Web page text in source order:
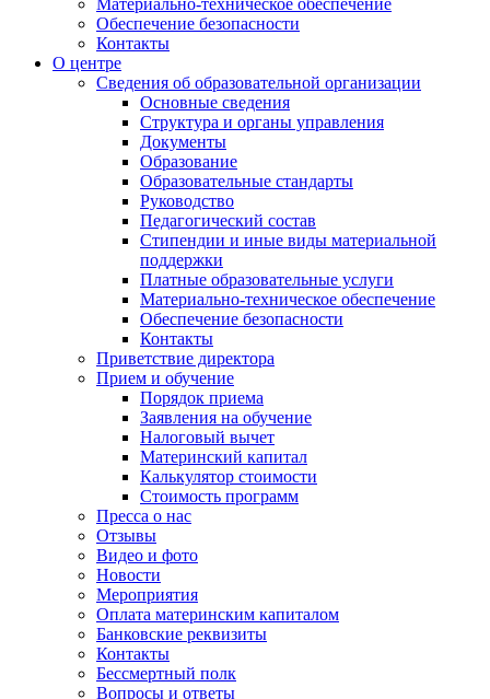
Обеспечение безопасности
Контакты
О центре
Сведения об образовательной организации
Основные сведения
Структура и органы управления
Документы
Образование
Образовательные стандарты
Руководство
Педагогический состав
Стипендии и иные виды материальной
поддержки
Платные образовательные услуги
Материально-техническое обеспечение
Обеспечение безопасности
Контакты
Приветствие директора
Прием и обучение
Порядок приема
Заявления на обучение
Налоговый вычет
Материнский капитал
Калькулятор стоимости
Стоимость программ
Пресса о нас
Отзывы
Видео и фото
Новости
Мероприятия
Оплата материнским капиталом
Банковские реквизиты
Контакты
Бессмертный полк
Вопросы и ответы